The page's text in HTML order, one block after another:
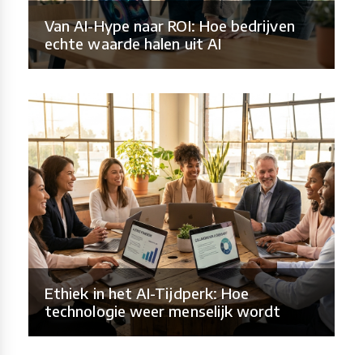
Van AI-Hype naar ROI: Hoe bedrijven
echte waarde halen uit AI
Ethiek in het AI-Tijdperk: Hoe
technologie weer menselijk wordt